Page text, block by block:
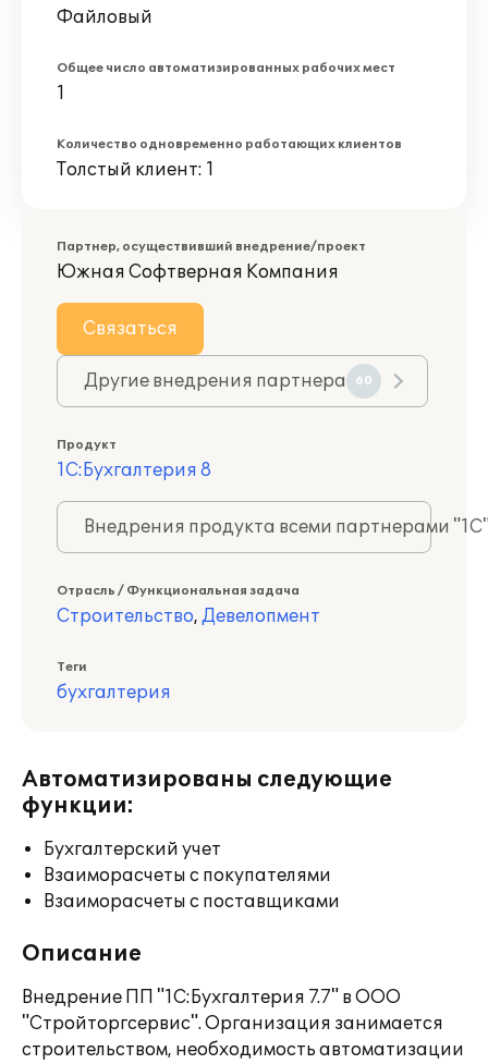
Файловый
Общее число автоматизированных рабочих мест
1
Количество одновременно работающих клиентов
Толстый клиент: 1
Партнер, осуществивший внедрение/проект
Южная Софтверная Компания
Связаться
Другие внедрения партнера 60
Продукт
1С:Бухгалтерия 8
Внедрения продукта всеми партнерами
Отрасль / Функциональная задача
Строительство, Девелопмент
Теги
бухгалтерия
Автоматизированы следующие
функции:
Бухгалтерский учет
Взаиморасчеты с покупателями
Взаиморасчеты с поставщиками
Описание
Внедрение ПП "1С:Бухгалтерия 7.7" в ООО
"Стройторгсервис". Организация занимается
строительством, необходимость автоматизации